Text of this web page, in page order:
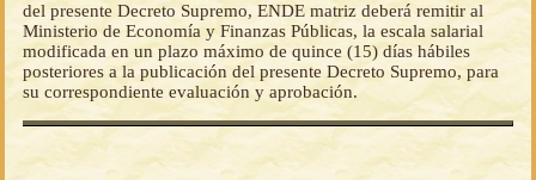
del presente Decreto Supremo, ENDE matriz deberá remitir al
Ministerio de Economía y Finanzas Públicas, la escala salarial
modificada en un plazo máximo de quince (15) días hábiles
posteriores a la publicación del presente Decreto Supremo, para
su correspondiente evaluación y aprobación.